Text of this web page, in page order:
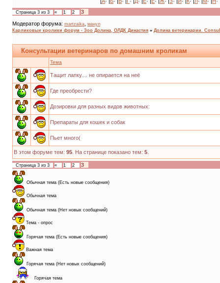
Страница 3 из 3 « 1 2
3
Модератор форума: martzaika манул
Карликовые кролики форум - Зоо Долина, ОЛДК Династия » Долина ветеринарии.
Консультации ветеринаров по домашним кроликам
Тема
Тащит лапку.... не опирается на неё
Где преобрести?
Дозировки для разных видов животных:
Препараты для кошек и собак
Пьет много(
В этом форуме тем: 95 . На странице показано тем: 5
Страница 3 из 3 « 1 2 3
Обычная тема (Есть новые сообщения)
Обычная тема
Обычная тема (Нет новых сообщений)
Тема - опрос
Горячая тема (Есть новые сообщения)
Важная тема
Горячая тема (Нет новых сообщений)
Горячая тема